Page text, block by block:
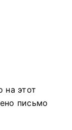
на этот
письмо